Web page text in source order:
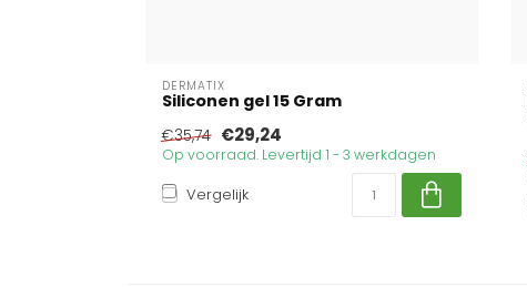
DERMATIX
Siliconen gel 15 Gram
€35,74 €29,24
Op voorraad. Levertijd 1 - 3 werkdagen
Vergelijk